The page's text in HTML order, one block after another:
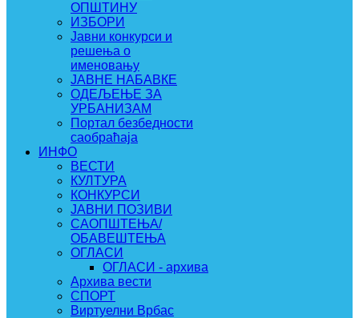
ОПШТИНУ
ИЗБОРИ
Јавни конкурси и
решења о
именовању
ЈАВНЕ НАБАВКЕ
ОДЕЉЕЊЕ ЗА
УРБАНИЗАМ
Портал безбедности
саобраћаја
ИНФО
ВЕСТИ
КУЛТУРА
КОНКУРСИ
ЈАВНИ ПОЗИВИ
САОПШТЕЊА/
ОБАВЕШТЕЊА
ОГЛАСИ
ОГЛАСИ - архива
Архива вести
СПОРТ
Виртуелни Врбас